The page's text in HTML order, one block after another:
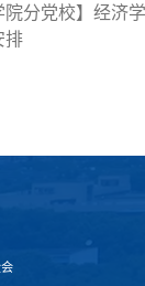
院分党校】经济
排